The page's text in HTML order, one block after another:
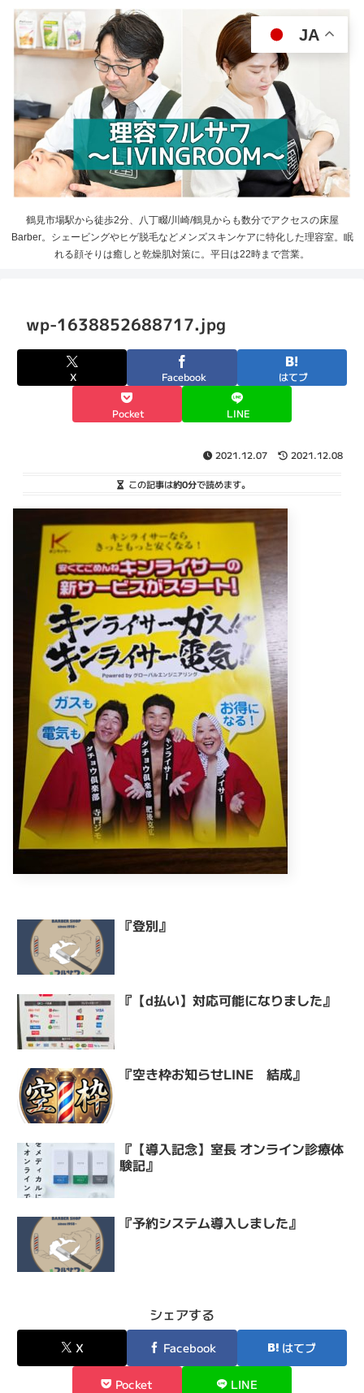
鶴見市場駅から徒歩2分、八丁畷/川崎/鶴見からも数分でアクセスの床屋
Barber。シェービングやヒゲ脱毛などメンズスキンケアに特化した理容室。眠
れる顔そりは癒しと乾燥肌対策に。平日は22時まで営業。
wp-1638852688717.jpg
X Facebook はてブ
Pocket LINE
2021.12.07 2021.12.08
この記事は約0分で読めます。
『登別』
『【d払い】対応可能になりました』
『空き枠お知らせLINE 結成』
『【導入記念】室長 オンライン診療体
験記』
『予約システム導入しました』
シェアする
X Facebook はてブ
Pocket LINE
JA